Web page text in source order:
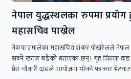
नेपाल युद्धस्थलका रुपमा
महासचिव पाख्रेल
नेकपा एमालेका महासचिव शंकर पोखरेलले
सक्ने खतरा बढेको बताएका छन्। गृह जिल्ला
प्रेस चौतारी दाङले आयोजना गरेको पत्रकार